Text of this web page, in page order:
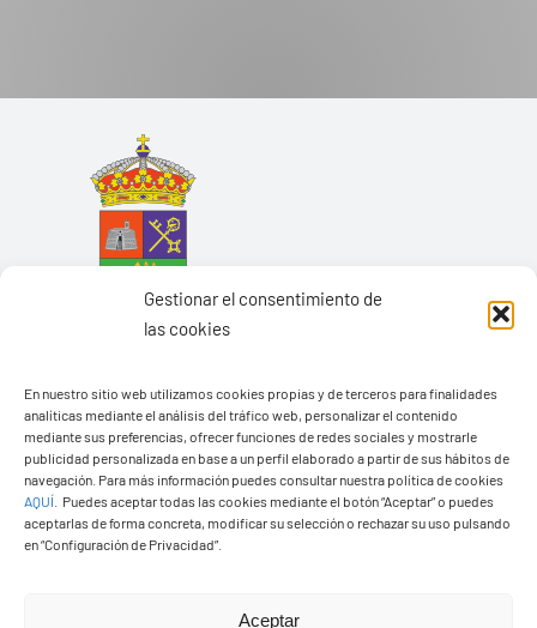
Gestionar el consentimiento de
las cookies
En nuestro sitio web utilizamos cookies propias y de terceros para finalidades
analíticas mediante el análisis del tráfico web, personalizar el contenido
mediante sus preferencias, ofrecer funciones de redes sociales y mostrarle
publicidad personalizada en base a un perfil elaborado a partir de sus hábitos de
navegación. Para más información puedes consultar nuestra política de cookies
AQUÍ
Puedes aceptar todas las cookies mediante el botón “Aceptar” o puedes
aceptarlas de forma concreta, modificar su selección o rechazar su uso pulsando
en “Configuración de Privacidad”.
Aceptar
Ayuntamiento de Yaiza
Pza. de Los Remedios, 1
35570 – Yaiza
Tel:928 83 62 20